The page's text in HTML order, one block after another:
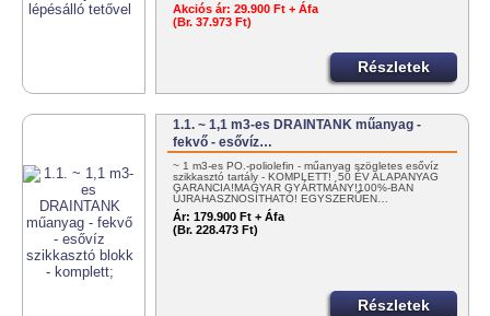
Akciós ár: 29.900 Ft + Áfa
(Br. 37.973 Ft)
Részletek
1.1. ~ 1,1 m3-es DRAINTANK műanyag -
fekvő - esővíz…
~ 1 m3-es PO.-poliolefin - műanyag szögletes esővíz
szikkasztó tartály - KOMPLETT! 50 ÉV ALAPANYAG
GARANCIA!MAGYAR GYÁRTMÁNY!100%-BAN
ÚJRAHASZNOSÍTHATÓ! EGYSZERŰEN…
Ár: 179.900 Ft + Áfa
(Br. 228.473 Ft)
Részletek